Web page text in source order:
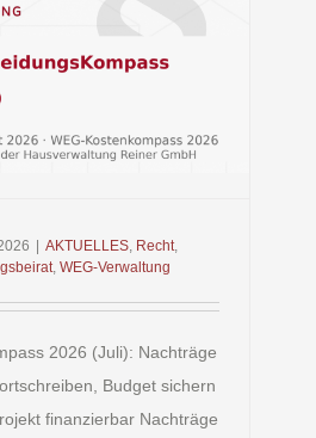
AKTUELLES, Recht,
, WEG-Verwaltung
2026 (Juli): Nachträge
Budget sichern
finanzierbar Nachträge